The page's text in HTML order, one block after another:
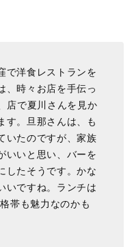
で洋食レストランを
、時々お店を手伝っ
店で夏川さんを見か
す。旦那さんは、も
いたのですが、家族
いいと思い、バーを
したそうです。かな
いですね。ランチは
帯も魅力なのかも